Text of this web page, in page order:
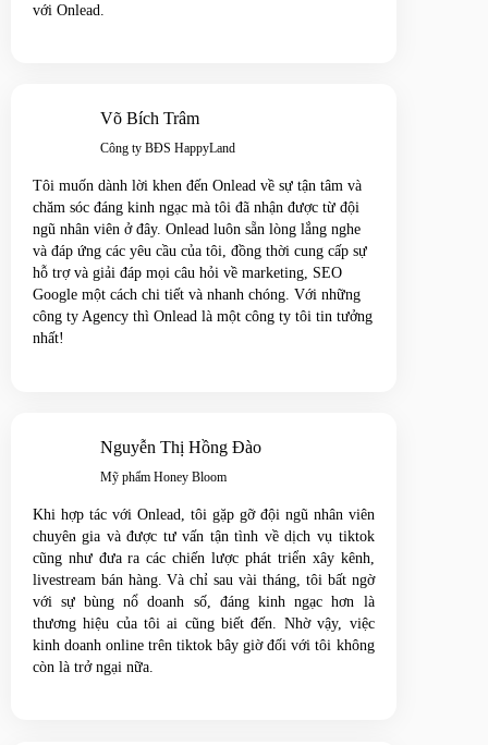
với Onlead.
Võ Bích Trâm
Công ty BĐS HappyLand
Tôi muốn dành lời khen đến Onlead về sự tận tâm và
chăm sóc đáng kinh ngạc mà tôi đã nhận được từ đội
ngũ nhân viên ở đây. Onlead luôn sẵn lòng lắng nghe
và đáp ứng các yêu cầu của tôi, đồng thời cung cấp sự
hỗ trợ và giải đáp mọi câu hỏi về marketing, SEO
Google một cách chi tiết và nhanh chóng. Với những
công ty Agency thì Onlead là một công ty tôi tin tưởng
nhất!
Nguyễn Thị Hồng Đào
Mỹ phẩm Honey Bloom
Khi hợp tác với Onlead, tôi gặp gỡ đội ngũ nhân viên
chuyên gia và được tư vấn tận tình về dịch vụ tiktok
cũng như đưa ra các chiến lược phát triển xây kênh,
livestream bán hàng. Và chỉ sau vài tháng, tôi bất ngờ
với sự bùng nổ doanh số, đáng kinh ngạc hơn là
thương hiệu của tôi ai cũng biết đến. Nhờ vậy, việc
kinh doanh online trên tiktok bây giờ đối với tôi không
còn là trở ngại nữa.